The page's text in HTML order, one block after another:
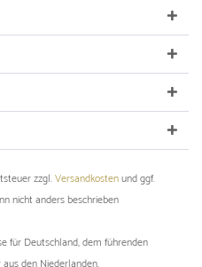
zzgl.Versandkostenund ggf.
nicht anders beschrieben
für Deutschland, dem führenden